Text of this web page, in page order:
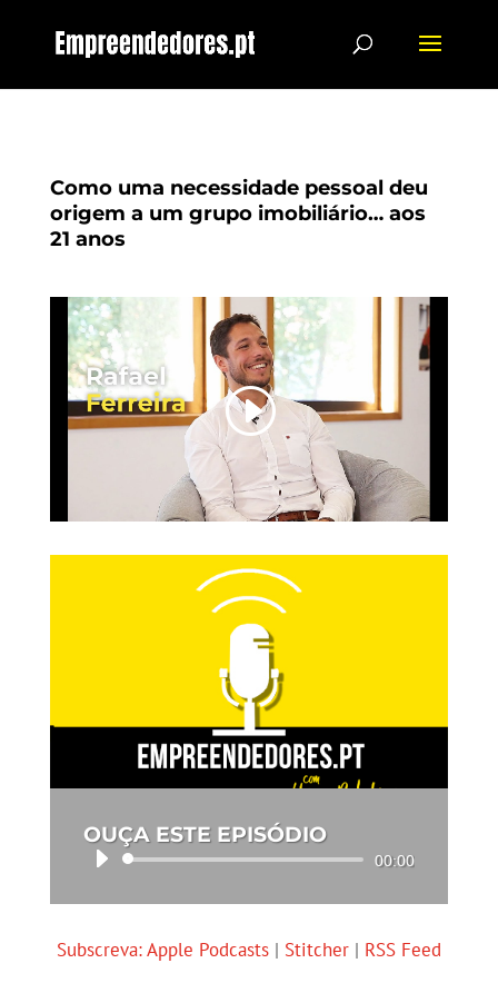
Como uma necessidade pessoal deu
origem a um grupo imobiliário… aos
21 anos
OUÇA ESTE EPISÓDIO
Reprodutor
áudio
00:00
Subscreva:Apple Podcasts| Stitcher| RSS Feed